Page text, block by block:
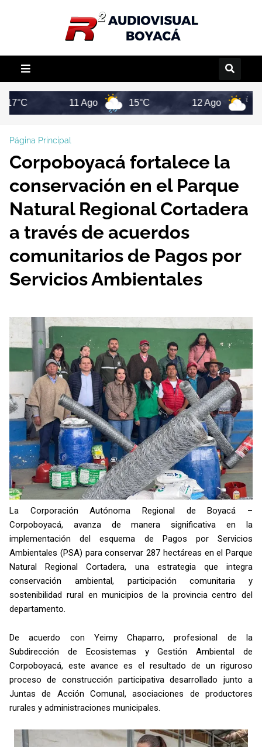
15°C 16°C
Página Principal
Corpoboyacá fortalece la
conservación en el Parque
Natural Regional Cortadera
a través de acuerdos
comunitarios de Pagos por
Servicios Ambientales
La Corporación Autónoma Regional de Boyacá –
Corpoboyacá, avanza de manera significativa en la
implementación del esquema de Pagos por Servicios
Ambientales (PSA) para conservar 287 hectáreas en el Parque
Natural Regional Cortadera, una estrategia que integra
conservación ambiental, participación comunitaria y
sostenibilidad rural en municipios de la provincia centro del
departamento.
De acuerdo con Yeimy Chaparro, profesional de la
Subdirección de Ecosistemas y Gestión Ambiental de
Corpoboyacá, este avance es el resultado de un riguroso
proceso de construcción participativa desarrollado junto a
Juntas de Acción Comunal, asociaciones de productores
rurales y administraciones municipales.